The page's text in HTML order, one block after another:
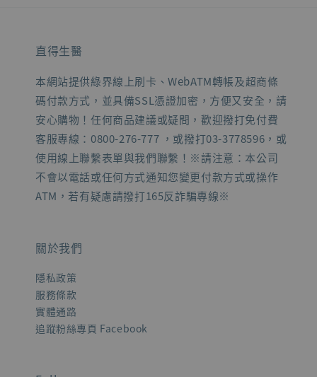
直得生醫
本網站提供綠界線上刷卡、WebATM轉帳及超商條
碼付款方式，並具備SSL憑證加密，方便又安全，請
安心購物！任何商品建議或疑問，歡迎撥打免付費
客服專線：0800-276-777 ，或撥打03-3778596，或
使用線上聯繫表單與我們聯繫！※請注意：本公司
不會以電話或任何方式通知您變更付款方式或操作
ATM，若有疑慮請撥打165反詐騙專線※
關於我們
隱私政策
服務條款
實體通路
追蹤粉絲專頁 Facebook